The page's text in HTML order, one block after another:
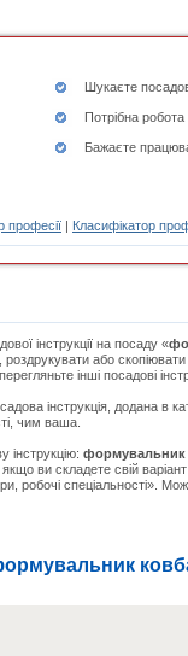
Шукаєте
Потрібна
Бажаєте
професії | Класифікатор
інструкції на посаду «
роздрукувати або
інші посадові
інструкція, додана в
чим ваша.
інструкцію: формувальник
ви складете свій
робочі спеціальності».